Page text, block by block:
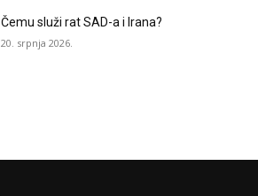
Čemu služi rat SAD-a i Irana?
20. srpnja 2026.